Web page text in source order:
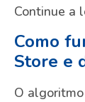
Continue a
Como
Store e
O